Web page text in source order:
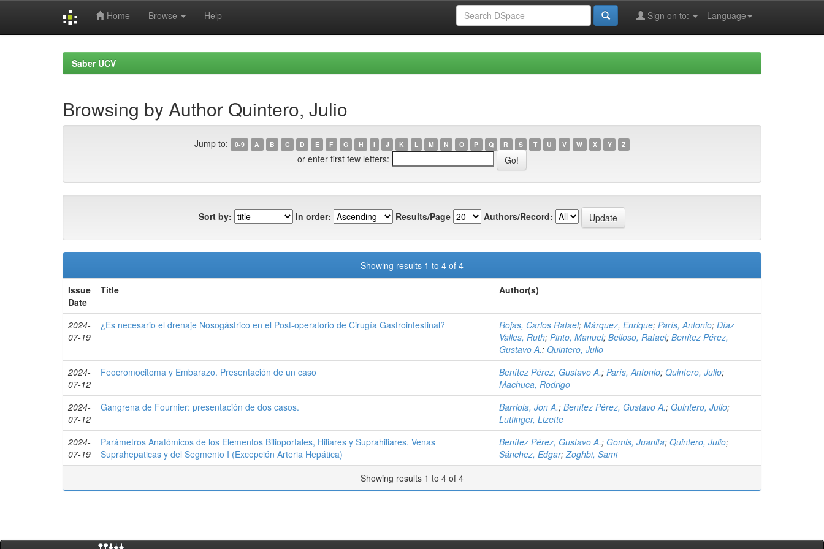
Home Browse Help Language
Sign on to:
Saber UCV
Browsing by Author Quintero, Julio
Jump to: 0-9 A B C D E F G H I J K L M N O P Q R S T U V W X Y Z
or enter first few letters:
Sort by: In order: Results/Page Authors/Record:
Showing results 1 to 4 of 4
Issue
Date
Title Author(s)
2024-
07-19
¿Es necesario el drenaje Nosogástrico en el Post-operatorio de Cirugía Gastrointestinal? Rojas, Carlos Rafael; Márquez, Enrique; París, Antonio; Díaz
Valles, Ruth; Pinto, Manuel; Belloso, Rafael; Benítez Pérez,
Gustavo A.; Quintero, Julio
2024-
07-12
Feocromocitoma y Embarazo. Presentación de un caso Benítez Pérez, Gustavo A.; París, Antonio; Quintero, Julio;
Machuca, Rodrigo
2024-
07-12
Gangrena de Fournier: presentación de dos casos. Barriola, Jon A.; Benítez Pérez, Gustavo A.; Quintero, Julio;
Luttinger, Lizette
2024-
07-19
Parámetros Anatómicos de los Elementos Bilioportales, Hiliares y Suprahiliares. Venas
Suprahepaticas y del Segmento I (Excepción Arteria Hepática)
Benítez Pérez, Gustavo A.; Gomis, Juanita; Quintero, Julio;
Sánchez, Edgar;Zoghbi, Sami
Showing results 1 to 4 of 4